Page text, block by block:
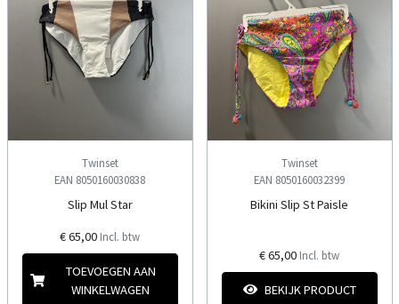
Twinset
EAN 8050160030838
Slip Mul Star
€ 65,00 Incl. btw
TOEVOEGEN AAN
WINKELWAGEN
Twinset
EAN 8050160032399
Bikini Slip St Paisle
€ 65,00 Incl. btw
BEKIJK PRODUCT